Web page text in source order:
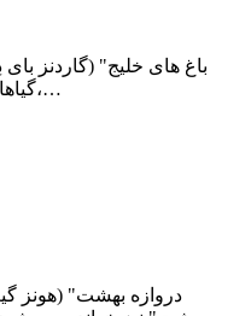
گیاهان به مساحت 101 هکتار واقع شده است. این باغ شامل دو بخش اصلی باغ جنوبی خلیج و باغ شرقی خلیج می باشد. درختان غول پیکر مصنوعی این باغ با ارتفاعی بین 25 تا 50 متر،…